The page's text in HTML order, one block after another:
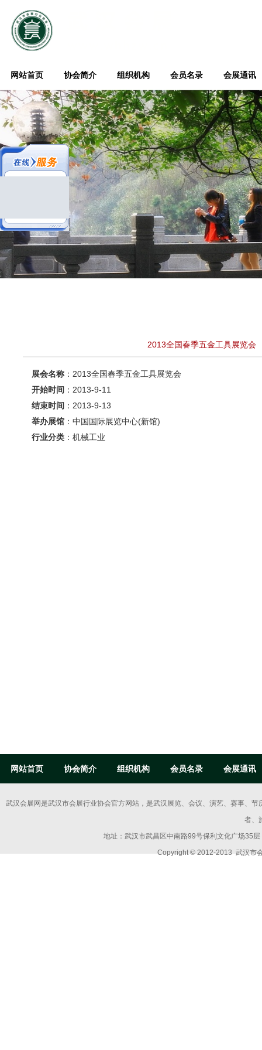
网站首页 协会简介 组织机构 会员名录 会展通讯
2013全国春季五金工具展览会
展会名称 ：2013全国春季五金工具展览会
开始时间 ：2013-9-11
结束时间 ：2013-9-13
举办展馆 ：中国国际展览中心(新馆)
行业分类 ：机械工业
网站首页 协会简介 组织机构 会员名录 会展通讯
武汉会展网是武汉市会展行业协会官方网站，是武汉展览、会议、演艺、赛事、
者、
地址：武汉市武昌区中南路99号保利文化广场35
Copyright © 2012-2013 武汉市